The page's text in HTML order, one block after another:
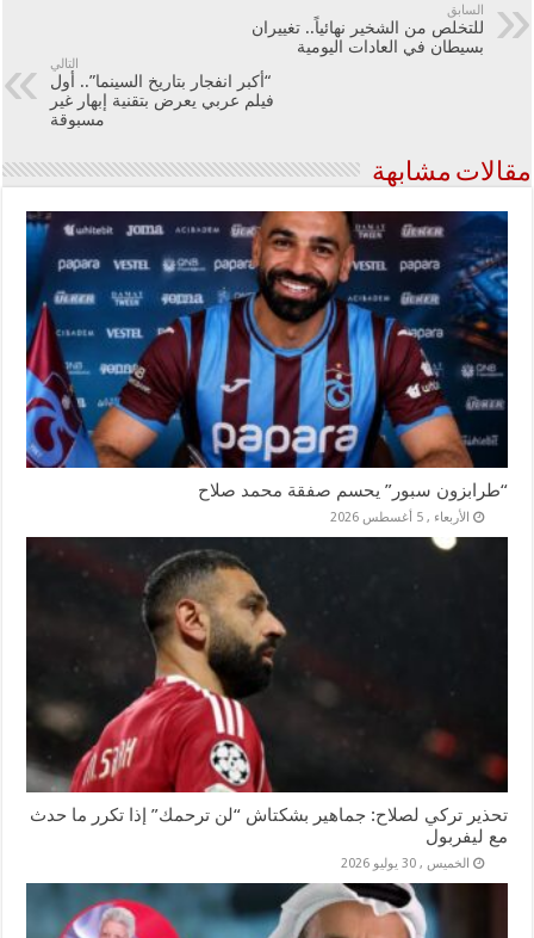
السابق
للتخلص من الشخير نهائياً.. تغييران
بسيطان في العادات اليومية
التالي
“أكبر انفجار بتاريخ السينما”.. أول
فيلم عربي يعرض بتقنية إبهار غير
مسبوقة
مقالات مشابهة
“طرابزون سبور” يحسم صفقة محمد صلاح
الأربعاء , 5 أغسطس 2026
تحذير تركي لصلاح: جماهير بشكتاش “لن ترحمك” إذا تكرر ما حدث
مع ليفربول
الخميس , 30 يوليو 2026